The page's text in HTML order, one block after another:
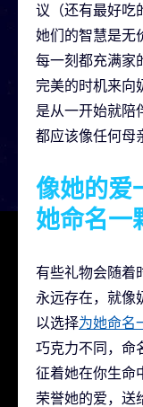
议（还有最好吃
她们的智慧是无
每一刻都充满家
完美的时机来向
是从一开始就陪
都应该像任何母
像她的爱
她命名一
有些礼物会随着
永远存在，就像
以选择为她命名
巧克力不同，命
征着她在你生命
荣誉她的爱，送